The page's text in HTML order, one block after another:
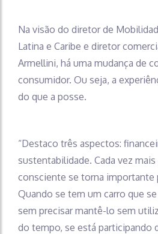
Na visão do diretor de
Latina e Caribe e diretor
Armellini, há uma mudança de
consumidor. Ou seja, a
do que a posse.
“Destaco três aspectos:
sustentabilidade. Cada vez
consciente se torna importante
Quando se tem um carro que
sem precisar mantê-lo sem
do tempo, se está participando